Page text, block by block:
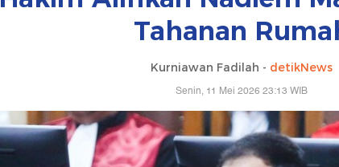
Tahanan
Kurniawan Fadilah - detikNews
Senin, 11 Mei 2026 23:13 WIB